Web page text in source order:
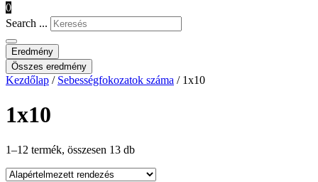
0
Search ...
Eredmény
Összes eredmény
Kezdőlap / Sebességfokozatok száma / 1x10
1x10
1–12 termék, összesen 13 db